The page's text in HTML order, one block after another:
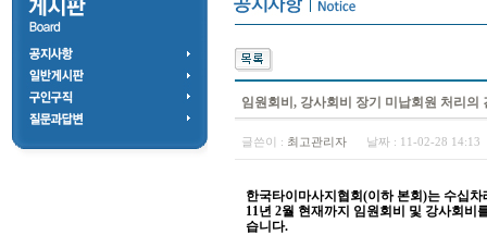
임원회비, 강사회비 장기 미납회원 처리의
글쓴이 : 최고관리자 날짜 : 11-02-28
한국타이마사지협회(이하 본회)는 수십차
11년 2월 현재까지 임원회비 및 강사회비
습니다.